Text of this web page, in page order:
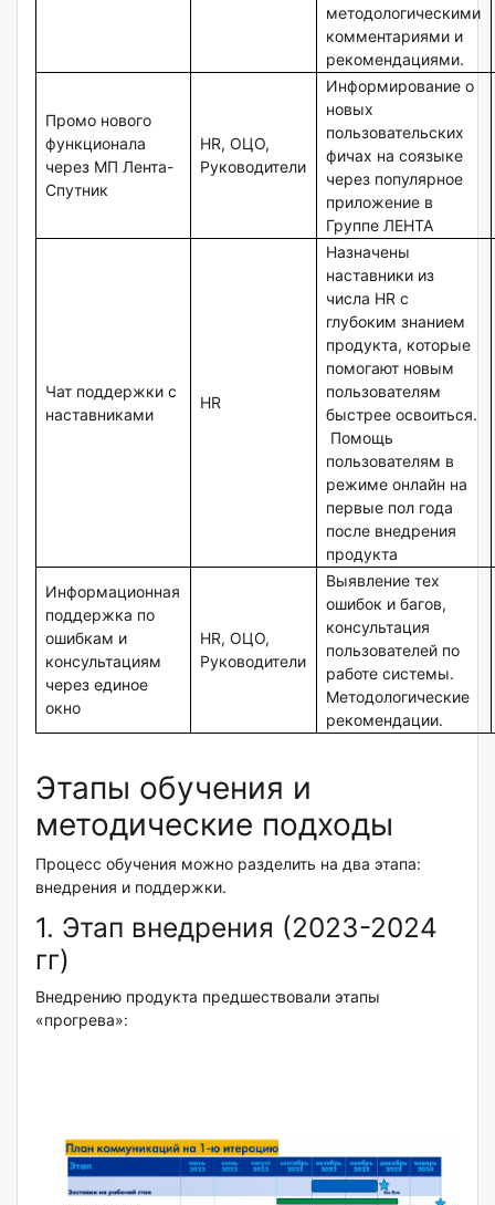
методологическими
комментариями и
рекомендациями.
Промо нового
функционала
через МП Лента-
Спутник
HR, ОЦО,
Руководители
Информирование о
новых
пользовательских
фичах на соязыке
через популярное
приложение в
Группе ЛЕНТА
Чат поддержки с
наставниками
HR
Назначены
наставники из
числа HR с
глубоким знанием
продукта, которые
помогают новым
пользователям
быстрее освоиться.
Помощь
пользователям в
режиме онлайн на
первые пол года
после внедрения
продукта
Информационная
поддержка по
ошибкам и
консультациям
через единое
окно
HR, ОЦО,
Руководители
Выявление тех
ошибок и багов,
консультация
пользователей по
работе системы.
Методологические
рекомендации.
Этапы обучения и
методические подходы
Процесс обучения можно разделить на два этапа:
внедрения и поддержки.
1. Этап внедрения (2023-2024
гг)
Внедрению продукта предшествовали этапы
«прогрева»: